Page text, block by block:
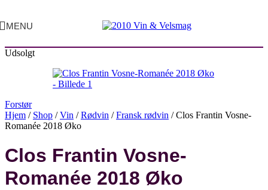
MENU
Udsolgt
Forstør
Hjem / Shop /Vin /Rødvin /Fransk rødvin /Clos Frantin Vosne-
Romanée 2018 Øko
Clos Frantin Vosne-
Romanée 2018 Øko